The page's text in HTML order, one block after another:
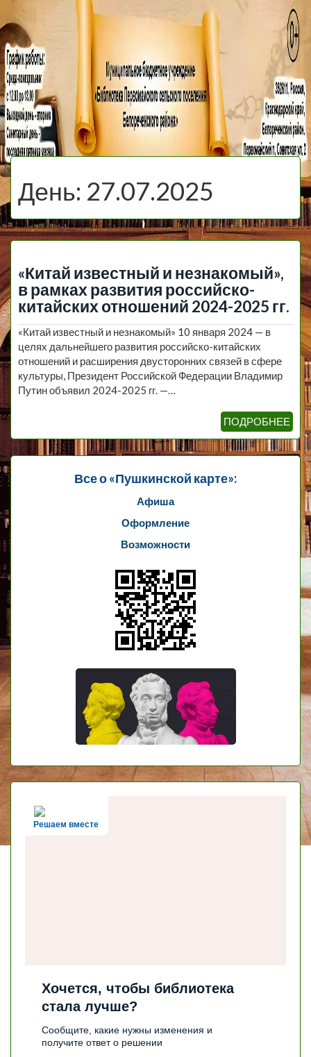
МБУ Библиотека
Первомайского
Сельского
Поселения
День: 27.07.2025
«Китай известный и незнакомый»,
в рамках развития российско-
китайских отношений 2024-2025 гг.
«Китай известный и незнакомый» 10 января 2024 — в
целях дальнейшего развития российско-китайских
отношений и расширения двусторонних связей в сфере
культуры, Президент Российской Федерации Владимир
Путин объявил 2024-2025 гг. —…
ПОДРОБНЕЕ
Все о «Пушкинской карте»:
Афиша
Оформление
Возможности
Решаем вместе
Хочется, чтобы библиотека
стала лучше?
Сообщите, какие нужны изменения и
получите ответ о решении